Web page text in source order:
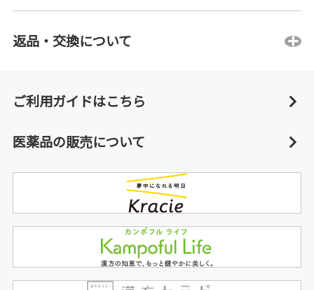
返品・交換について
ご利用ガイドはこちら
医薬品の販売について